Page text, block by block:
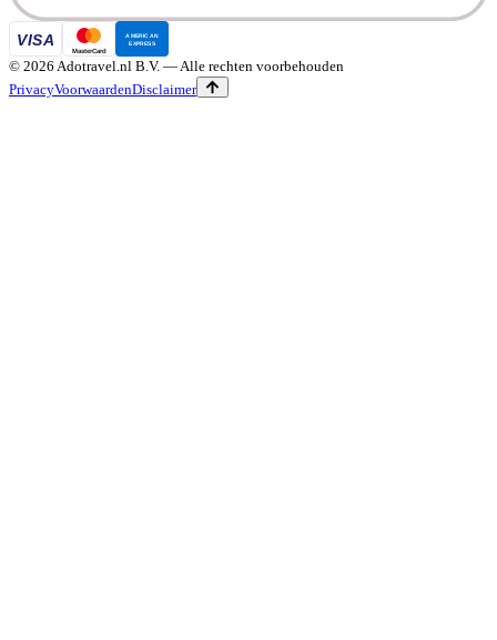
© 2026 Adotravel.nl B.V. — Alle rechten voorbehouden
PrivacyVoorwaardenDisclaimer